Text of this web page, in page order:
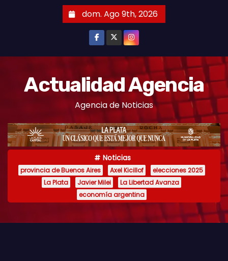
dom. Ago 9th, 2026
Actualidad Agencia
Agencia de Noticias
Noticias
provincia de Buenos Aires Axel Kicillof
elecciones 2025
La Plata
Javier Milei
La Libertad Avanza
economía argentina